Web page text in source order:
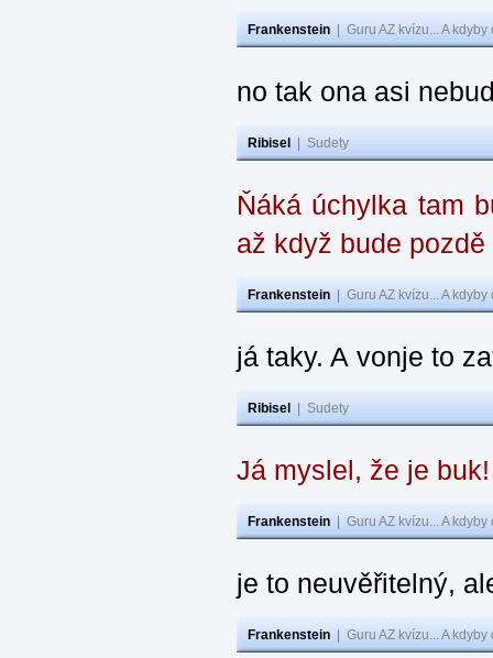
Frankenstein Guru AZ kvízu... A
no tak ona asi
Ribisel Sudety
Ňáká úchylka tam
až když bude pozdě
Frankenstein Guru AZ kvízu... A
já taky. A vonje to
Ribisel Sudety
Já myslel, že je
Frankenstein Guru AZ kvízu... A
je to neuvěřitelný,
Frankenstein Guru AZ kvízu... A